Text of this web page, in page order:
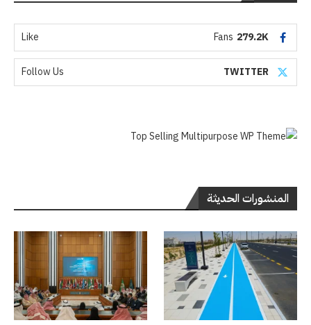
279.2K
Fans
Like
TWITTER
Follow Us
المنشورات الحديثة